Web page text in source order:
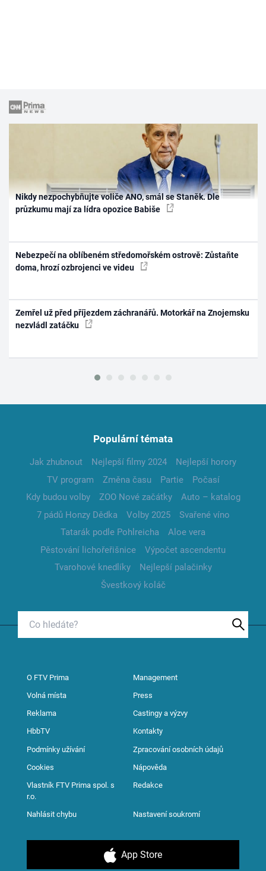
Nikdy nezpochybňujte voliče ANO, smál se Staněk. Dle
průzkumu mají za lídra opozice Babiše
Nebezpečí na oblíbeném středomořském ostrově: Zůstaňte
doma, hrozí ozbrojenci ve videu
Zemřel už před příjezdem záchranářů. Motorkář na Znojemsku
nezvládl zatáčku
Populární témata
Jak zhubnout Nejlepší filmy 2024
Nejlepší horory
TV program
Změna času Partie
Počasí
Kdy budou volby
ZOO Nové začátky
Auto – katalog
7 pádů Honzy Dědka
Volby 2025
Svařené víno
Tatarák podle Pohlreicha
Aloe vera
Pěstování lichořeřišnice
Výpočet ascendentu
Tvarohové knedlíky
Nejlepší palačinky
Švestkový koláč
O FTV Prima Management
Volná místa Press
Reklama Castingy a výzvy
HbbTV Kontakty
Podmínky užívání Zpracování osobních údajů
Cookies Nápověda
Vlastník FTV Prima spol. s
r.o.
Redakce
Nahlásit chybu Nastavení soukromí
App Store